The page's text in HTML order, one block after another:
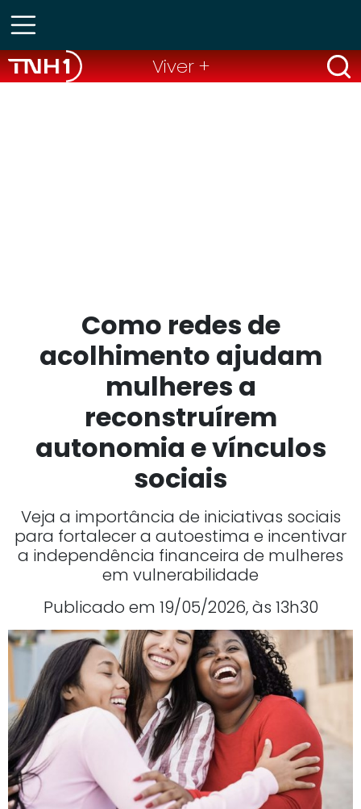
Viver +
Como redes de
acolhimento ajudam
mulheres a
reconstruírem
autonomia e vínculos
sociais
Veja a importância de iniciativas sociais
para fortalecer a autoestima e incentivar
a independência financeira de mulheres
em vulnerabilidade
Publicado em 19/05/2026, às 13h30